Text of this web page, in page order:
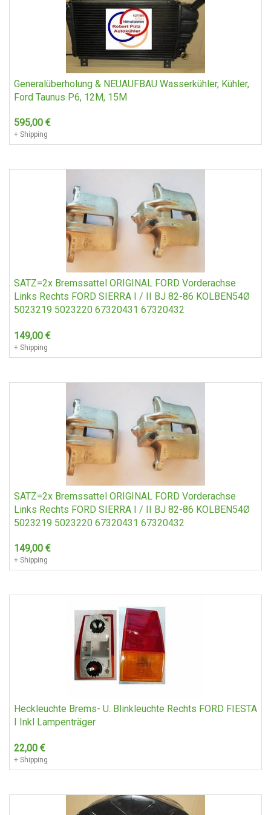
Generalüberholung & NEUAUFBAU Wasserkühler, Kühler,
Ford Taunus P6, 12M, 15M
595,00 €
+ Shipping
SATZ=2x Bremssattel ORIGINAL FORD Vorderachse
Links Rechts FORD SIERRA I / II BJ 82-86 KOLBEN54Ø
5023219 5023220 67320431 67320432
149,00 €
+ Shipping
SATZ=2x Bremssattel ORIGINAL FORD Vorderachse
Links Rechts FORD SIERRA I / II BJ 82-86 KOLBEN54Ø
5023219 5023220 67320431 67320432
149,00 €
+ Shipping
Heckleuchte Brems- U. Blinkleuchte Rechts FORD FIESTA
I Inkl Lampenträger
22,00 €
+ Shipping